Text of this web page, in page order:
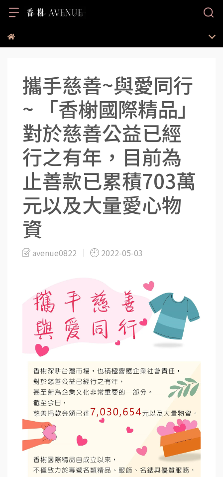
攜手慈善~與愛同行
~ 「香榭國際精品」
對於慈善公益已經
行之有年，目前為
止善款已累積703萬
元以及大量愛心物
資
avenue0822 2022-05-03